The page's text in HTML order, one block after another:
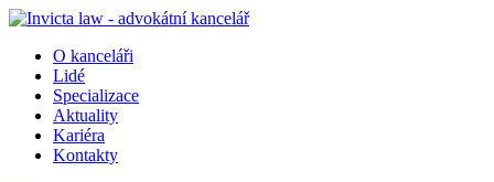
O kanceláři
Lidé
Specializace
Aktuality
Kariéra
Kontakty